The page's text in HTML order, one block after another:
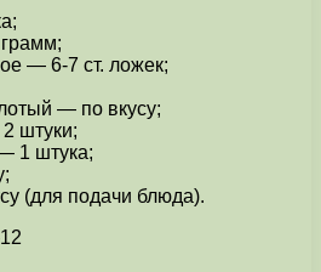
— 6-7 ст. ложек;
— по вкусу;
штуки;
1 штука;
(для подачи блюда).